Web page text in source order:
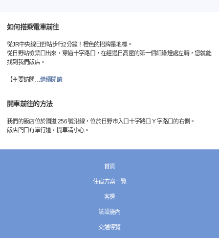
如何搭乘電車前往
從JR中央線日野站步行2分鐘！橙色的招牌是地標。
從日野站檢票口出來，穿過十字路口，在經過日高屋的第一個紅綠燈處左轉，您就能
找到我們飯店。
【主要訪問 …繼續閱讀
開車前往的方法
我們的飯店位於國道 256 號沿線，位於日野市入口十字路口 Y 字路口的右側。
飯店門口有單行道，開車請小心。
首頁
住宿方案一覽
客房
該設施內
交通導覽